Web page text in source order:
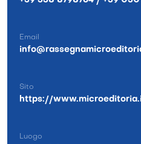
Email
Sito
https://
Luogo